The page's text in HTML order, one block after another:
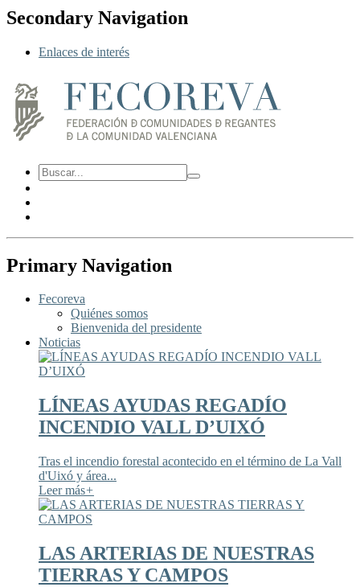
Secondary Navigation
Enlaces de interés
Primary Navigation
Fecoreva
Quiénes somos
Bienvenida del presidente
Noticias
LÍNEAS AYUDAS REGADÍO
INCENDIO VALL D’UIXÓ
Tras el incendio forestal acontecido en el término de La Vall
d'Uixó y área...
Leer más+
LAS ARTERIAS DE NUESTRAS
TIERRAS Y CAMPOS